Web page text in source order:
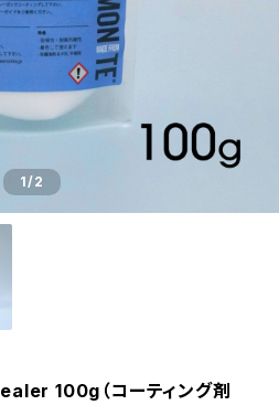
1/2
100g（コーティング剤